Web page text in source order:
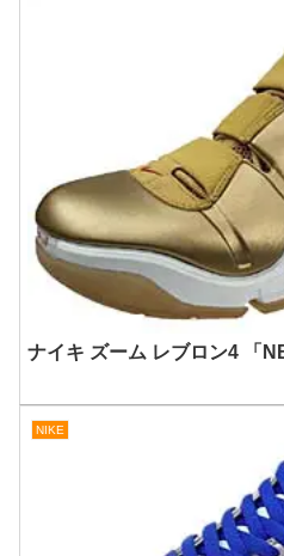
ナイキ ズーム レブロン4 「
NIKE